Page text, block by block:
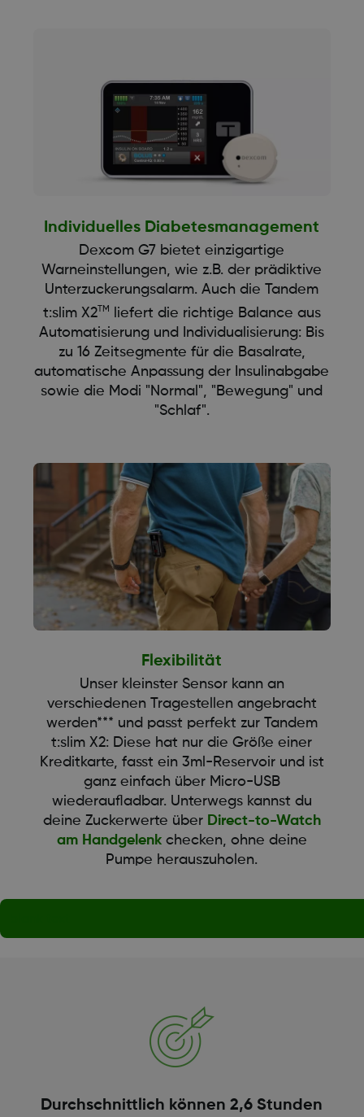
Individuelles Diabetesmanagement
Dexcom G7 bietet einzigartige
Warneinstellungen, wie z.B. der prädiktive
Unterzuckerungsalarm. Auch die Tandem
t:slim X2TM
liefert die richtige Balance aus
Automatisierung und Individualisierung: Bis
zu 16 Zeitsegmente für die Basalrate,
automatische Anpassung der Insulinabgabe
sowie die Modi "Normal", "Bewegung" und
"Schlaf".
Flexibilität
Unser kleinster Sensor kann an
verschiedenen Tragestellen angebracht
werden*** und passt perfekt zur Tandem
t:slim X2: Diese hat nur die Größe einer
Kreditkarte, fasst ein 3ml-Reservoir und ist
ganz einfach über Micro-USB
wiederaufladbar. Unterwegs kannst du
deine Zuckerwerte über Direct-to-Watch
am Handgelenkchecken, ohne deine
Pumpe herauszuholen.
Durchschnittlich können 2,6 Stunden